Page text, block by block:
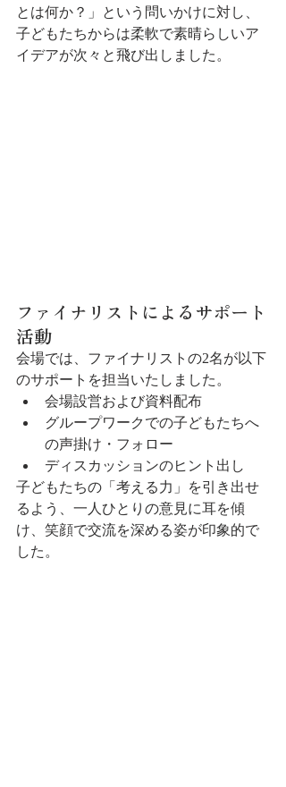
とは何か？」という問いかけに対し、
子どもたちからは柔軟で素晴らしいア
イデアが次々と飛び出しました。
ファイナリストによるサポート
活動
会場では、ファイナリストの2名が以下
のサポートを担当いたしました。
会場設営および資料配布
グループワークでの子どもたちへ
の声掛け・フォロー
ディスカッションのヒント出し
子どもたちの「考える力」を引き出せ
るよう、一人ひとりの意見に耳を傾
け、笑顔で交流を深める姿が印象的で
した。